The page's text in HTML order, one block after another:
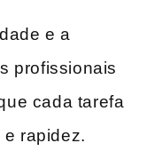
e a
profissionais
cada‌ tarefa
​rapidez.